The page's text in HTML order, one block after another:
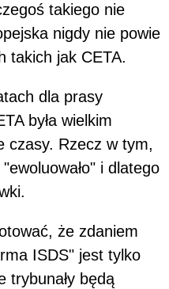
takiego nie
nigdy nie powie
takich jak CETA.
dla prasy
była wielkim
czasy. Rzecz w tym,
i dlatego
że zdaniem
ISDS" jest tylko
trybunały będą